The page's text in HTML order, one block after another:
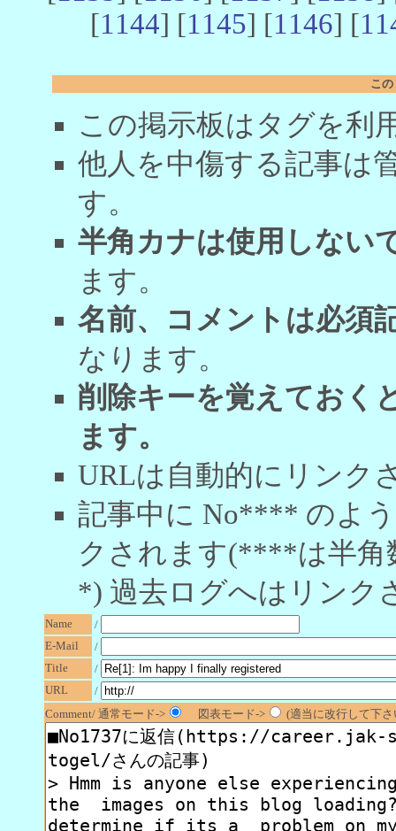
[1144] [1145] [1146] [
こ
この掲示板はタグを利
他人を中傷する記事は
す。
半角カナは使用しない
ます。
名前、コメントは必須
なります。
削除キーを覚えておく
ます。
URLは自動的にリンク
記事中に No**** のよ
クされます(****は半角
*) 過去ログへはリンク
Name
/
E-Mail
/
Title
/
URL
/
Comment/ 通常モード->
図表モード-> (適当に改行して下